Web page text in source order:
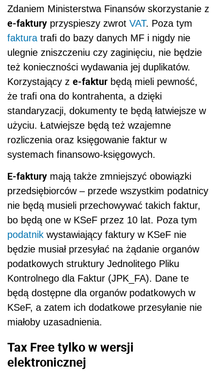
Zdaniem Ministerstwa Finansów skorzystanie z
e-faktury przyspieszy zwrot VAT. Poza tym
faktura trafi do bazy danych MF i nigdy nie
ulegnie zniszczeniu czy zaginięciu, nie będzie
też konieczności wydawania jej duplikatów.
Korzystający z e-faktur będą mieli pewność,
że trafi ona do kontrahenta, a dzięki
standaryzacji, dokumenty te będą łatwiejsze w
użyciu. Łatwiejsze będą też wzajemne
rozliczenia oraz księgowanie faktur w
systemach finansowo-księgowych.
E-faktury mają także zmniejszyć obowiązki
przedsiębiorców – przede wszystkim podatnicy
nie będą musieli przechowywać takich faktur,
bo będą one w KSeF przez 10 lat. Poza tym
podatnik wystawiający faktury w KSeF nie
będzie musiał przesyłać na żądanie organów
podatkowych struktury Jednolitego Pliku
Kontrolnego dla Faktur (JPK_FA). Dane te
będą dostępne dla organów podatkowych w
KSeF, a zatem ich dodatkowe przesyłanie nie
miałoby uzasadnienia.
Tax Free tylko w wersji
elektronicznej